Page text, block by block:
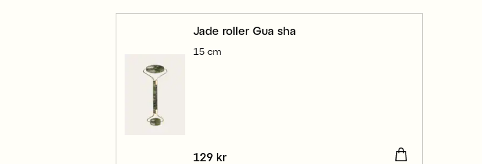
Jade roller Gua sha
15 cm
Pris :129 kr
129 kr